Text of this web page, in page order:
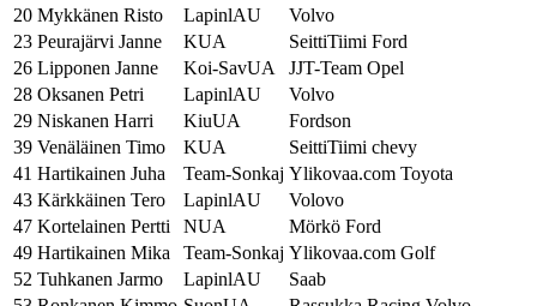
20 Mykkänen Risto LapinlAU
Volvo
23 Peurajärvi Janne KUA
SeittiTiimi Ford
26 Lipponen Janne Koi-SavUA
JJT-Team Opel
28 Oksanen Petri LapinlAU
Volvo
29 Niskanen Harri KiuUA
Fordson
39 Venäläinen Timo KUA
SeittiTiimi chevy
41 Hartikainen Juha Team-Sonkaj Ylikovaa.com Toyota
43 Kärkkäinen Tero LapinlAU
Volovo
47 Kortelainen Pertti NUA
Mörkö Ford
49 Hartikainen Mika Team-Sonkaj Ylikovaa.com Golf
52 Tuhkanen Jarmo LapinlAU
Saab